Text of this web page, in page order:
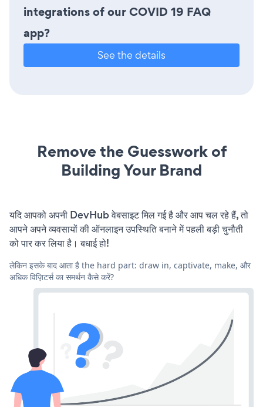
integrations of our COVID 19 FAQ
app?
See the details
Remove the Guesswork of
Building Your Brand
यदि आपको अपनी DevHub वेबसाइट मिल गई है और आप चल रहे हैं, तो
आपने अपने व्यवसायों की ऑनलाइन उपस्थिति बनाने में पहली बड़ी चुनौती
को पार कर लिया है। बधाई हो!
लेकिन इसके बाद आता है the hard part: draw in, captivate, make, और
अधिक विज़िटर्स का समर्थन कैसे करें?